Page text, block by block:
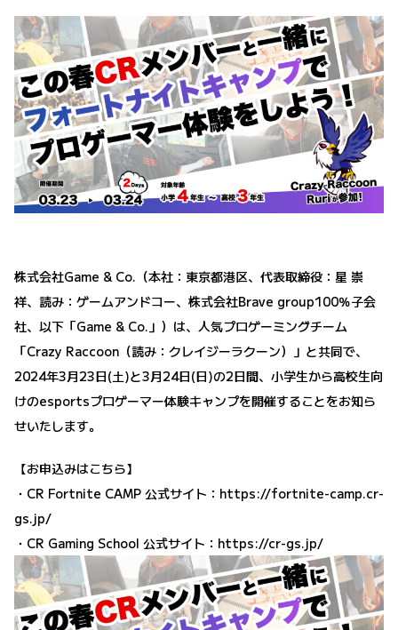
株式会社Game & Co.（本社：東京都港区、代表取締役：星 崇
祥、読み：ゲームアンドコー、株式会社Brave group100％子会
社、以下「Game & Co.」）は、人気プロゲーミングチーム
「Crazy Raccoon（読み：クレイジーラクーン）」と共同で、
2024年3月23日(土)と3月24日(日)の2日間、小学生から高校生向
けのesportsプロゲーマー体験キャンプを開催することをお知ら
せいたします。
【お申込みはこちら】
・CR Fortnite CAMP 公式サイト： https://fortnite-camp.cr-
gs.jp/
・CR Gaming School 公式サイト： https://cr-gs.jp/